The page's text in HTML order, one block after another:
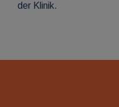
der Klinik.